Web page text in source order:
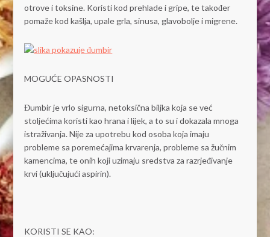
otrove i toksine. Koristi kod prehlade i gripe, te također
pomaže kod kašlja, upale grla, sinusa, glavobolje i migrene.
MOGUĆE OPASNOSTI
Đumbir je vrlo sigurna, netoksična biljka koja se već
stoljećima koristi kao hrana i lijek, a to su i dokazala mnoga
istraživanja. Nije za upotrebu kod osoba koja imaju
probleme sa poremećajima krvarenja, probleme sa žučnim
kamencima, te onih koji uzimaju sredstva za razrjeđivanje
krvi (uključujući aspirin).
KORISTI SE KAO: